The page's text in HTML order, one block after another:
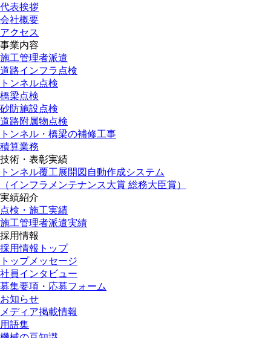
代表挨拶
会社概要
アクセス
事業内容
施工管理者派遣
道路インフラ点検
トンネル点検
橋梁点検
砂防施設点検
道路附属物点検
トンネル・橋梁の補修工事
積算業務
技術・表彰実績
トンネル覆工展開図自動作成システム
（インフラメンテナンス大賞 総務大臣賞）
実績紹介
点検・施工実績
施工管理者派遣実績
採用情報
採用情報トップ
トップメッセージ
社員インタビュー
募集要項・応募フォーム
お知らせ
メディア掲載情報
用語集